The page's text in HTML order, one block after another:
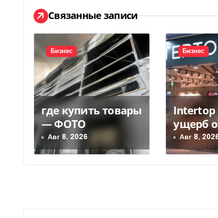
г
а
ц
и
я
п
о
з
п
Связанные записи
Бизнес
где купить товары
— ФОТО
Авг 8, 2026
Бизнес
ущерб
склада
грн
Авг 8,